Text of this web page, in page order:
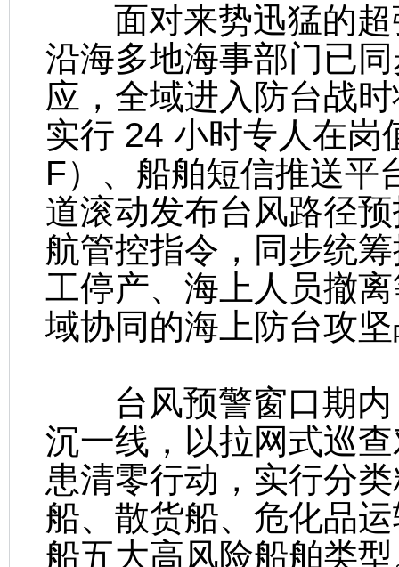
面对来势迅猛的超
沿海多地海事部门已
应，全域进入防台战
实行 24 小时专人在岗
F）、船舶短信推送平
道滚动发布台风路径
航管控指令，同步统
工停产、海上人员撤
域协同的海上防台攻
台风预警窗口期内
沉一线，以拉网式巡
患清零行动，实行分
船、散货船、危化品
船五大高风险船舶类